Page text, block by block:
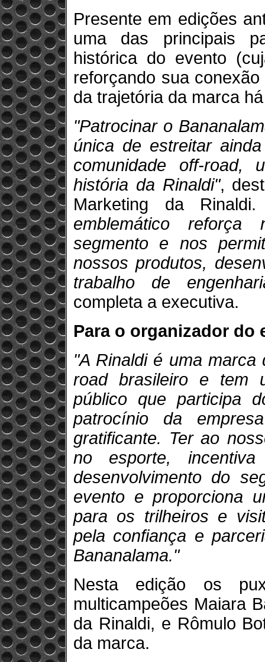
Presente em edições
uma das principais
histórica do evento
reforçando sua
da trajetória da marca
"Patrocinar o
única de estreitar
comunidade off-
história da Rinaldi",
Marketing da
emblemático
segmento e nos
nossos produtos,
trabalho de
completa a executiva.
Para o organizador do
"A Rinaldi é uma
road brasileiro e tem
público que participa
patrocínio da
gratificante. Ter ao
no esporte,
desenvolvimento do
evento e proporciona
para os trilheiros e
pela confiança e
Bananalama."
Nesta edição os
multicampeões Maiara
da Rinaldi, e Rômulo
da marca.